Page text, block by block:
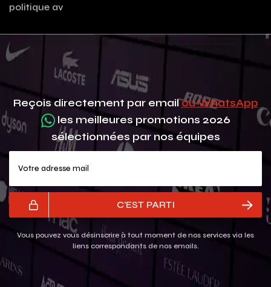
politique av
Reçois directement par emailou WhatsApp
les meilleures promotions 2026
sélectionnées par nos équipes
C'EST PARTI
Vous pouvez vous désinscrire à tout moment de nos services via les
liens correspondants de nos emails.